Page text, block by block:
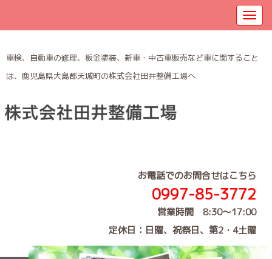
車検、自動車の修理、板金塗装、新車・中古車販売など車に関すること
は、鹿児島県大島郡天城町の株式会社田井整備工場へ
お電話でのお問合せはこちら
0997-85-3772
営業時間 8:30～17:00
定休日：日曜、祝祭日、第2・4土曜